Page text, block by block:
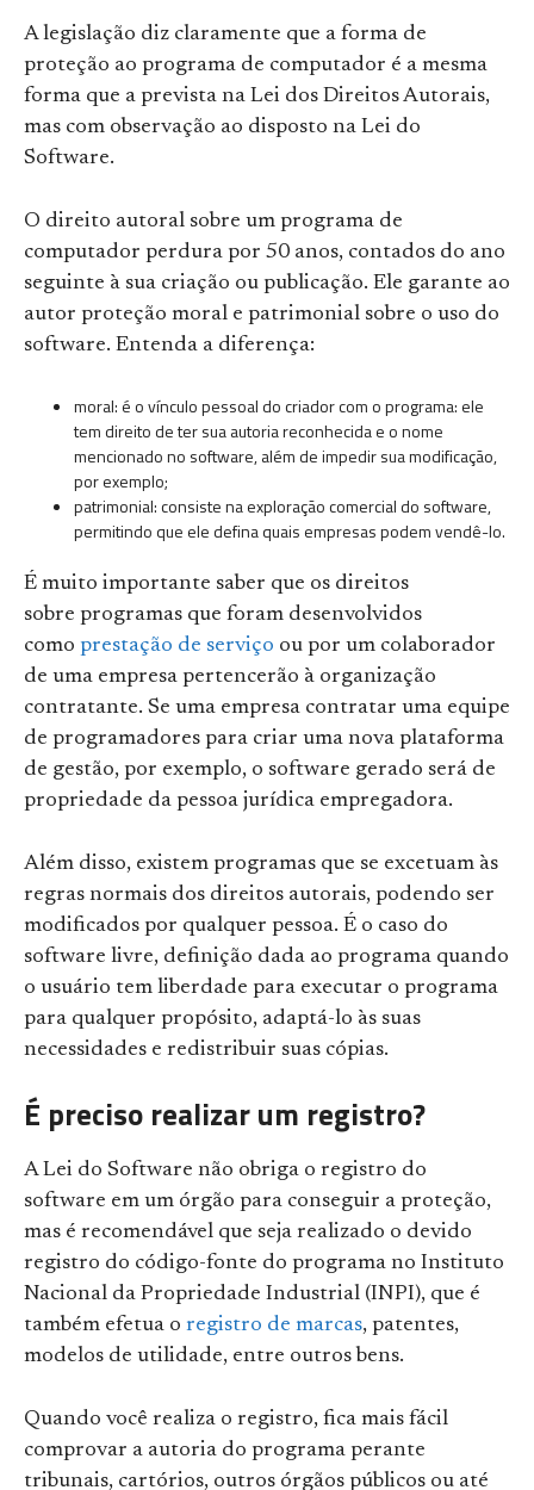
A legislação diz claramente que a forma de
proteção ao programa de computador é a mesma
forma que a prevista na Lei dos Direitos Autorais,
mas com observação ao disposto na Lei do
Software.
O direito autoral sobre um programa de
computador perdura por 50 anos, contados do ano
seguinte à sua criação ou publicação. Ele garante ao
autor proteção moral e patrimonial sobre o uso do
software. Entenda a diferença:
moral: é o vínculo pessoal do criador com o programa: ele
tem direito de ter sua autoria reconhecida e o nome
mencionado no software, além de impedir sua modificação,
por exemplo;
patrimonial: consiste na exploração comercial do software,
permitindo que ele defina quais empresas podem vendê-lo.
É muito importante saber que os direitos
sobre programas que foram desenvolvidos
como prestação de serviço ou por um colaborador
de uma empresa pertencerão à organização
contratante. Se uma empresa contratar uma equipe
de programadores para criar uma nova plataforma
de gestão, por exemplo, o software gerado será de
propriedade da pessoa jurídica empregadora.
Além disso, existem programas que se excetuam às
regras normais dos direitos autorais, podendo ser
modificados por qualquer pessoa. É o caso do
software livre, definição dada ao programa quando
o usuário tem liberdade para executar o programa
para qualquer propósito, adaptá-lo às suas
necessidades e redistribuir suas cópias.
É preciso realizar um registro?
A Lei do Software não obriga o registro do
software em um órgão para conseguir a proteção,
mas é recomendável que seja realizado o devido
registro do código-fonte do programa no Instituto
Nacional da Propriedade Industrial (INPI), que é
também efetua o registro de marcas, patentes,
modelos de utilidade, entre outros bens.
Quando você realiza o registro, fica mais fácil
comprovar a autoria do programa perante
tribunais, cartórios, outros órgãos públicos ou até